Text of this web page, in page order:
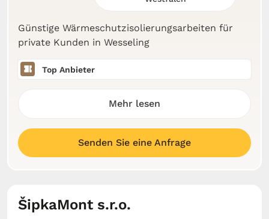
Günstige Wärmeschutzisolierungsarbeiten für
private Kunden in Wesseling
Top Anbieter
Mehr lesen
Senden Sie eine Anfrage
ŠipkaMont s.r.o.